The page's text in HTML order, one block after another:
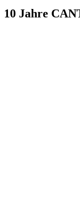
10 Jahre